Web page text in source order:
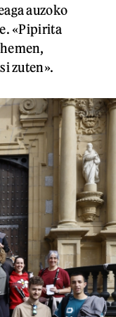
auzoko
«Pipirita
zuten».